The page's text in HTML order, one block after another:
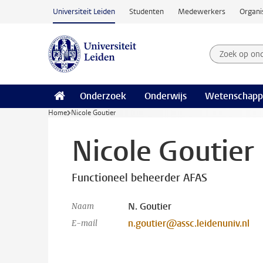
Ga naar hoofdinhoud
Universiteit Leiden Studenten Medewerkers
Zoek op
Zoekterm
Onderzoek Onderwijs
Home Nicole Goutier
Nicole Goutier
Functioneel beheerder AFAS
Naam N. Goutier
E-mail n.goutier@assc.leidenuniv.nl